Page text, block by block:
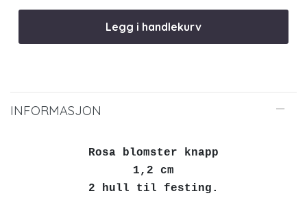
Legg i handlekurv
INFORMASJON
Rosa blomster knapp
1,2 cm
2 hull til festing.